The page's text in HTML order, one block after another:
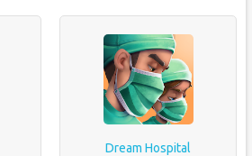
Dream Hospital